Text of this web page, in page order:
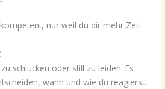
nur weil du dir mehr Zeit
schlucken oder still zu leiden. Es
wann und wie du reagierst.